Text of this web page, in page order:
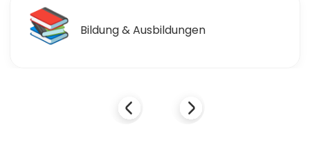
🛒 Einzelhandel & Einkaufen